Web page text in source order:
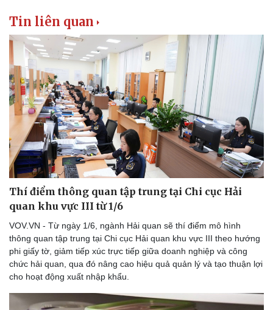
Tin liên quan
Thí điểm thông quan tập trung tại Chi cục Hải
quan khu vực III từ 1/6
VOV.VN - Từ ngày 1/6, ngành Hải quan sẽ thí điểm mô hình
thông quan tập trung tại Chi cục Hải quan khu vực III theo hướng
phi giấy tờ, giảm tiếp xúc trực tiếp giữa doanh nghiệp và công
chức hải quan, qua đó nâng cao hiệu quả quản lý và tạo thuận lợi
cho hoạt động xuất nhập khẩu.